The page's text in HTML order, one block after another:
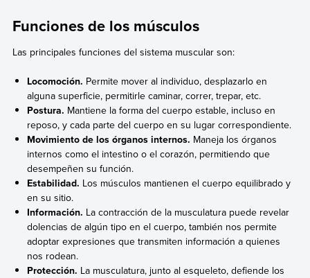
Funciones de los músculos
Las principales funciones del sistema muscular son:
Locomoción. Permite mover al individuo, desplazarlo en
alguna superficie, permitirle caminar, correr, trepar, etc.
Postura. Mantiene la forma del cuerpo estable, incluso en
reposo, y cada parte del cuerpo en su lugar correspondiente.
Movimiento de los órganos internos. Maneja los órganos
internos como el intestino o el corazón, permitiendo que
desempeñen su función.
Estabilidad. Los músculos mantienen el cuerpo equilibrado y
en su sitio.
Información. La contracción de la musculatura puede revelar
dolencias de algún tipo en el cuerpo, también nos permite
adoptar expresiones que transmiten información a quienes
nos rodean.
Protección. La musculatura, junto al esqueleto, defiende los